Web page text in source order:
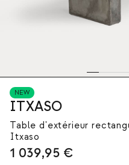
NEW
ITXASO
Table d'extérieur
Itxaso
1 039,95 €